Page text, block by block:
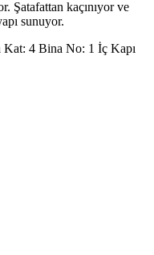
Şatafattan kaçınıyor ve
sunuyor.
4 Bina No: 1 İç Kapı